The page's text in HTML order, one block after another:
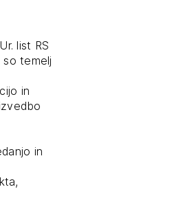
list RS
temelj
in
in